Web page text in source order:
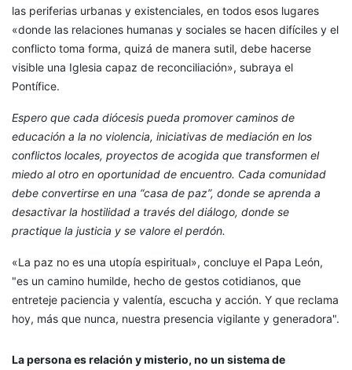
las periferias urbanas y existenciales, en todos esos lugares
«donde las relaciones humanas y sociales se hacen difíciles y el
conflicto toma forma, quizá de manera sutil, debe hacerse
visible una Iglesia capaz de reconciliación», subraya el
Pontífice.
Espero que cada diócesis pueda promover caminos de
educación a la no violencia, iniciativas de mediación en los
conflictos locales, proyectos de acogida que transformen el
miedo al otro en oportunidad de encuentro. Cada comunidad
debe convertirse en una “casa de paz”, donde se aprenda a
desactivar la hostilidad a través del diálogo, donde se
practique la justicia y se valore el perdón.
«La paz no es una utopía espiritual», concluye el Papa León,
"es un camino humilde, hecho de gestos cotidianos, que
entreteje paciencia y valentía, escucha y acción. Y que reclama
hoy, más que nunca, nuestra presencia vigilante y generadora".
La persona es relación y misterio, no un sistema de